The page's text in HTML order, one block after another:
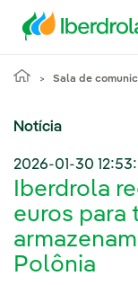
Sala de
Notícia
2026-01-30
Iberdrola
euros para
Polônia